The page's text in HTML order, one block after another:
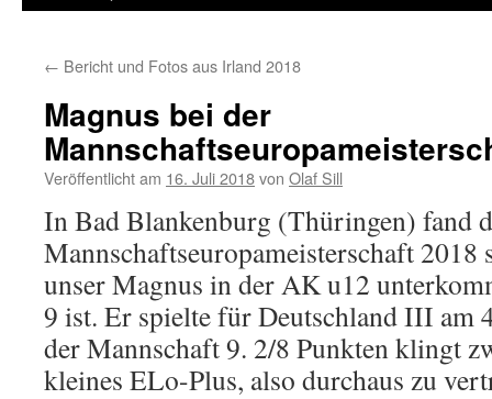
← Bericht und Fotos aus Irland 2018
Magnus bei der
Veröffentlicht am 16. Juli 2018von Olaf Sill
In Bad Blankenburg (Thüringen) fand
Mannschaftseuropameisterschaft 2018
unser Magnus in der AK u12
9 ist. Er spielte für Deutschland III am
der Mannschaft 9. 2/8 Punkten klingt
kleines ELo-Plus, also durchaus zu